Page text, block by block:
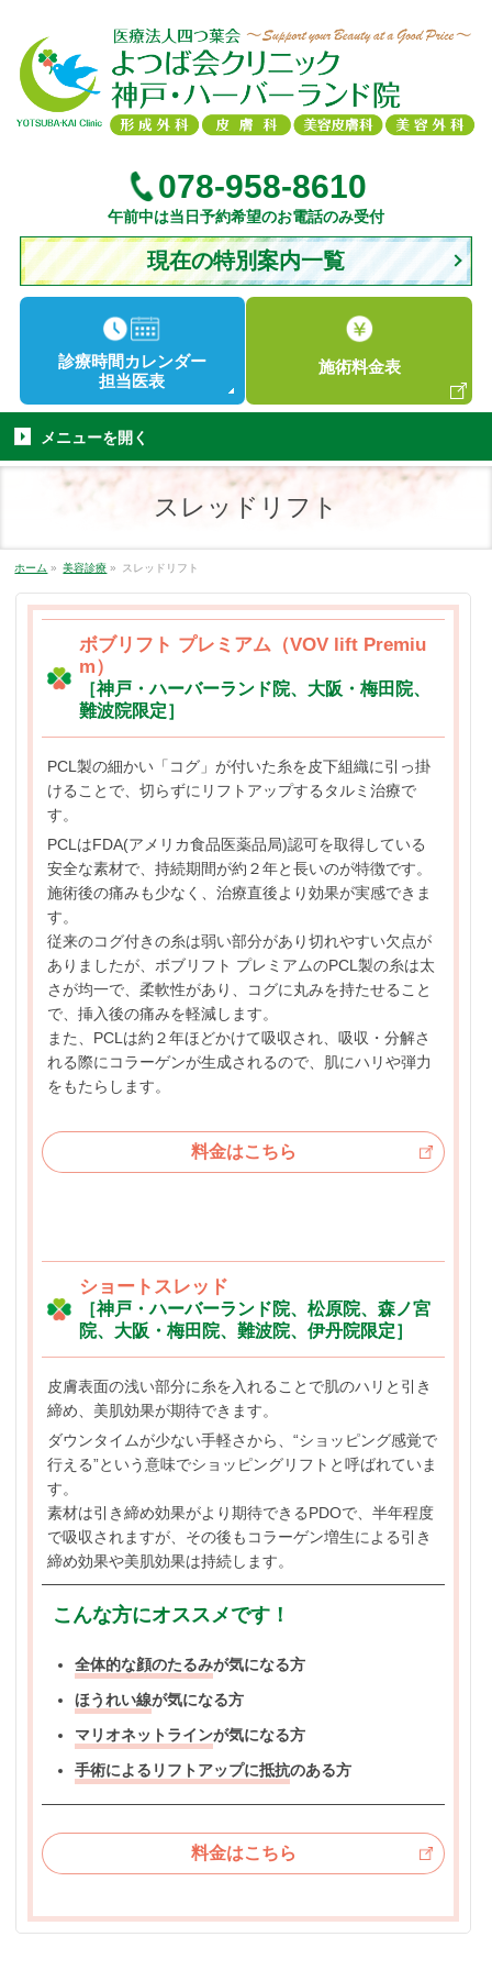
078-958-8610
午前中は当日予約希望のお電話のみ受付
現在の特別案内一覧
診療時間 カレンダー
担当医表
施術料金表
メニューを開く
スレッドリフト
ホーム » 美容診療 » スレッドリフト
ボブリフト プレミアム（VOV lift Premiu
m）
［神戸・ハーバーランド院、大阪・梅田院、
難波院限定］
PCL製の細かい「コグ」が付いた糸を皮下組織に引っ掛
けることで、切らずにリフトアップするタルミ治療で
す。
PCLはFDA(アメリカ食品医薬品局)認可を取得している
安全な素材で、持続期間が約２年と長いのが特徴です。
施術後の痛みも少なく、治療直後より効果が実感できま
す。
従来のコグ付きの糸は弱い部分があり切れやすい欠点が
ありましたが、ボブリフト プレミアムのPCL製の糸は太
さが均一で、柔軟性があり、コグに丸みを持たせること
で、挿入後の痛みを軽減します。
また、PCLは約２年ほどかけて吸収され、吸収・分解さ
れる際にコラーゲンが生成されるので、肌にハリや弾力
をもたらします。
料金はこちら
ショートスレッド
［神戸・ハーバーランド院、松原院、森ノ宮
院、大阪・梅田院、難波院、伊丹院限定］
皮膚表面の浅い部分に糸を入れることで肌のハリと引き
締め、美肌効果が期待できます。
ダウンタイムが少ない手軽さから、“ショッピング感覚で
行える”という意味でショッピングリフトと呼ばれていま
す。
素材は引き締め効果がより期待できるPDOで、半年程度
で吸収されますが、その後もコラーゲン増生による引き
締め効果や美肌効果は持続します。
こんな方にオススメです！
全体的な顔のたるみが気になる方
ほうれい線が気になる方
マリオネットラインが気になる方
手術によるリフトアップに抵抗のある方
料金はこちら